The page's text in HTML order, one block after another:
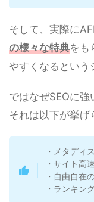
そして、実際に
の様々な特典をも
やすくなるという
ではなぜSEOに強
それは以下が挙げ
・メタディ
・サイト高
・自由自在
・ランキン